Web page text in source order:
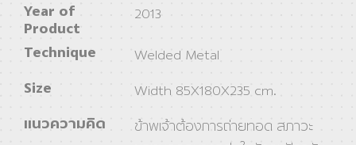
Year of
Product
2013
Technique Welded Metal
Size Width 85X180X235 cm.
แนวความคิด
ข้าพเจ้าต้องการถ่ายทอด สภาวะ